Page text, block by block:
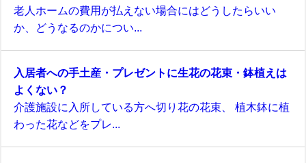
老人ホームの費用が払えない場合にはどうしたらいい
か、どうなるのかについ...
入居者への手土産・プレゼントに生花の花束・鉢植えは
よくない？
介護施設に入所している方へ切り花の花束、 植木鉢に植
わった花などをプレ...